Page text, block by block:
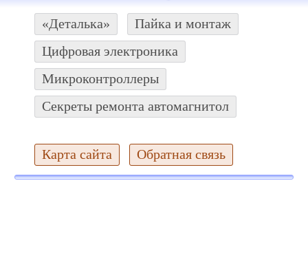
«Деталька»
Пайка и монтаж
Цифровая электроника
Микроконтроллеры
Секреты ремонта автомагнитол
Карта сайта Обратная связь